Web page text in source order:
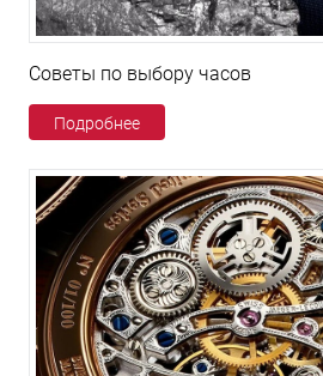
Советы по выбору часов
Подробнее